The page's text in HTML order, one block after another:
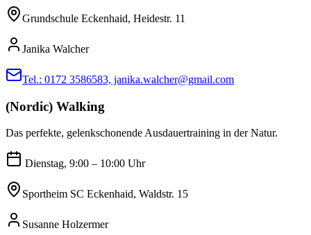
Grundschule Eckenhaid, Heidestr. 11
Janika Walcher
Tel.: 0172 3586583, janika.walcher@gmail.com
(Nordic) Walking
Das perfekte, gelenkschonende Ausdauertraining in der Natur.
Dienstag, 9:00 – 10:00 Uhr
Sportheim SC Eckenhaid, Waldstr. 15
Susanne Holzermer